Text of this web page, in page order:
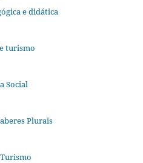
e didática
turismo
Social
Plurais